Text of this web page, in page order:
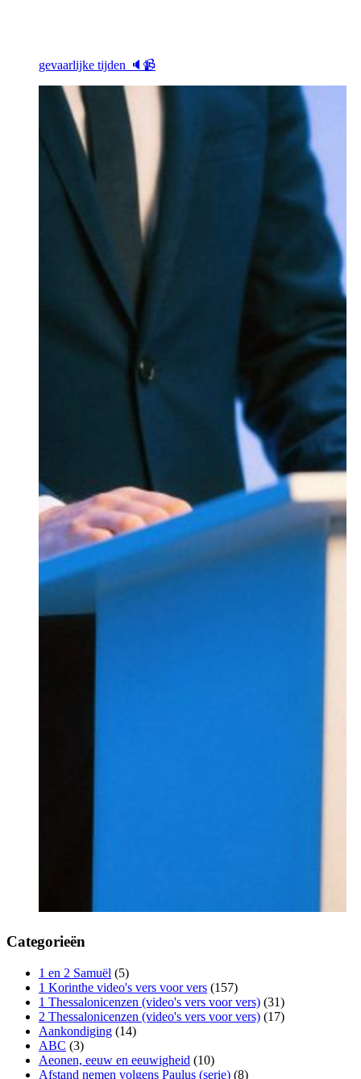
gevaarlijke tijden 🔈📹
Categorieën
1 en 2 Samuël (5)
1 Korinthe video's vers voor vers (157)
1 Thessalonicenzen (video's vers voor vers) (31)
2 Thessalonicenzen (video's vers voor vers) (17)
Aankondiging (14)
ABC (3)
Aeonen, eeuw en eeuwigheid (10)
Afstand nemen volgens Paulus (serie) (8)